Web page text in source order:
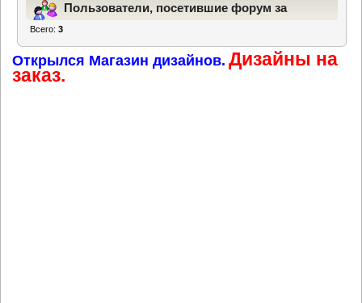
Пользователи, посетившие форум за
Всего:3
Открылся Магазин дизайнов. Дизайны на
заказ.